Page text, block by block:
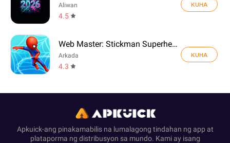
Aliwan
4.5
KUHA
Web Master: Stickman Superhero
Arkada
4.3
KUHA
Apkuick-ang pinakamabilis na lumalagong tindahan ng app at
plataporma ng distribusyon sa mundo. Kami ay isang